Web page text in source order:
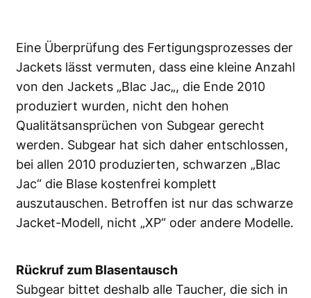
Eine Überprüfung des Fertigungsprozesses der
Jackets lässt vermuten, dass eine kleine Anzahl
von den Jackets „Blac Jac„, die Ende 2010
produziert wurden, nicht den hohen
Qualitätsansprüchen von Subgear gerecht
werden. Subgear hat sich daher entschlossen,
bei allen 2010 produzierten, schwarzen „Blac
Jac“ die Blase kostenfrei komplett
auszutauschen. Betroffen ist nur das schwarze
Jacket-Modell, nicht „XP“ oder andere Modelle.
Rückruf zum Blasentausch
Subgear bittet deshalb alle Taucher, die sich in